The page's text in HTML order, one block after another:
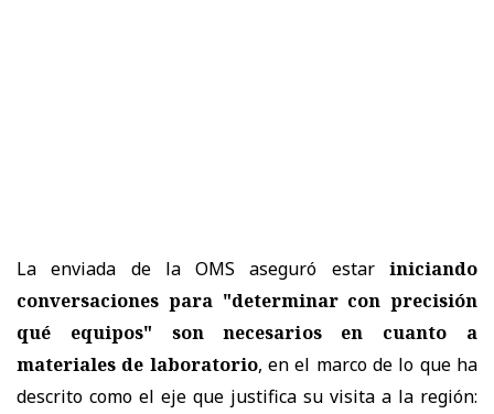
La enviada de la OMS aseguró estar iniciando
conversaciones para "determinar con precisión
qué equipos" son necesarios en cuanto a
materiales de laboratorio, en el marco de lo que ha
descrito como el eje que justifica su visita a la región: